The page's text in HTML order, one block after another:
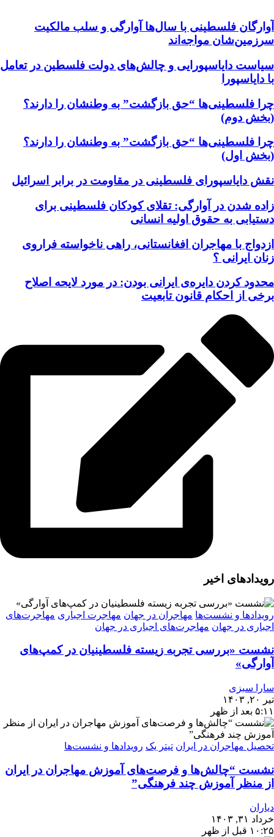
آوارگان فلسطینی با سال‌ها آوارگی و سلب مالكيت
سرزمين‌شان مواجه‌اند
سیاست دایاسپورایی و چالش‌های دولت فلسطین در تعامل
با دایاسپورا
چرا فلسطینی‌ها “حق بازگشت” به وطنشان‌ را دارند؟
(بخش دوم)
چرا فلسطینی‌ها “حق بازگشت” به وطنشان‌ را دارند؟
(بخش اول)
نقش دایاسپورای فلسطینی در مقاومت در برابر اسرائیل
زاده شدن در آوارگی: تقلای کودکان فلسطینی برای
دستیابی به حقوق اولیه انسانی
ازدواج با مهاجران افغانستانی، راهی ناخواسته فراروی
زنان ایرانی ؟
محدود کردن دایره‌ی ایرانی بودن: در مورد لایحه اصلاح
برخی از احکام قانون تابعیت
رویدادهای اخیر
رویدادها و نشست‌ها مهاجران در جهان مهاجرت اجباری مهاجرت‌های
اجباری در جهان مهاجرت‌های اجباری در جهان
نشست «بررسی تجربه‌ زیسته فلسطینیان در کمپ‌های
آوارگی»
سارا سبزی
تیر ۲۰, ۱۴۰۳
۵:۱۱ بعد از ظهر
تحصیل مهاجران در ایران تیتر یک رویدادها و نشست‌ها
نشست “چالش‌ها و فرصت‌های آموزش مهاجران در ایران
از منظر آموزش چند فرهنگی”
دیاران
خرداد ۳۱, ۱۴۰۳
۱۰:۲۵ قبل از ظهر